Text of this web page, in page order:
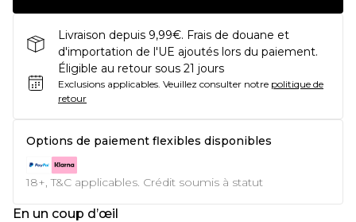
Livraison depuis 9,99€. Frais de douane et
d'importation de l'UE ajoutés lors du paiement.
Éligible au retour sous 21 jours
Exclusions applicables. Veuillez consulter notre politique de
retour
Options de paiement flexibles disponibles
18+, T&C applicables. Crédit soumis à statut
En un coup d’œil